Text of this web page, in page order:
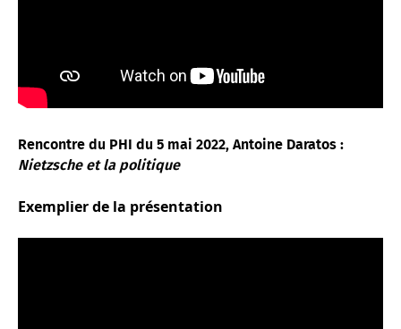
Rencontre du PHI du 5 mai 2022, Antoine Daratos :
Nietzsche et la politique
Exemplier de la présentation